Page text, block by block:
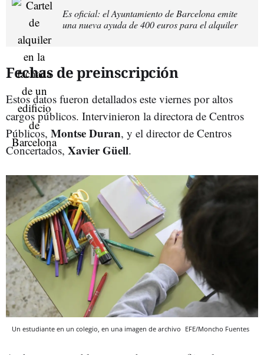
Es oficial: el Ayuntamiento de Barcelona emite
una nueva ayuda de 400 euros para el alquiler
Fechas de preinscripción
Estos datos fueron detallados este viernes por altos
cargos públicos. Intervinieron la directora de Centros
Públicos, Montse Duran, y el director de Centros
Concertados, Xavier Güell.
Un estudiante en un colegio, en una imagen de archivo EFE/Moncho Fuentes